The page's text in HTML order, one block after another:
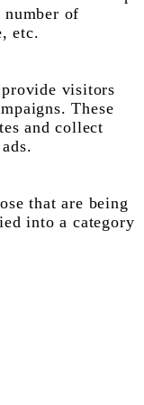
of
etc.
visitors
These
and collect
that are being
into a category